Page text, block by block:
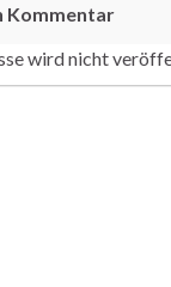
Kommentar
wird nicht